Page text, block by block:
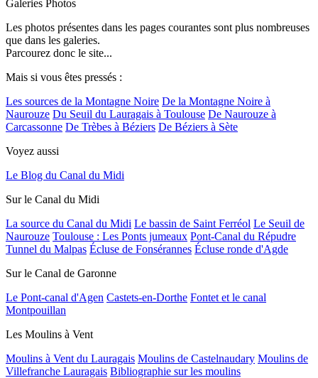
Galeries Photos
Les photos présentes dans les pages courantes sont plus nombreuses
que dans les galeries.
Parcourez donc le site...
Mais si vous êtes pressés :
Les sources de la Montagne Noire De la Montagne Noire à
Naurouze Du Seuil du Lauragais à Toulouse De Naurouze à
Carcassonne De Trèbes à Béziers De Béziers à Sète
Voyez aussi
Le Blog du Canal du Midi
Sur le Canal du Midi
La source du Canal du Midi Le bassin de Saint Ferréol Le Seuil de
Naurouze Toulouse : Les Ponts jumeaux Pont-Canal du Répudre
Tunnel du Malpas Écluse de Fonsérannes Écluse ronde d'Agde
Sur le Canal de Garonne
Le Pont-canal d'Agen Castets-en-Dorthe Fontet et le canal
Montpouillan
Les Moulins à Vent
Moulins à Vent du Lauragais Moulins de Castelnaudary Moulins de
Villefranche Lauragais Bibliographie sur les moulins